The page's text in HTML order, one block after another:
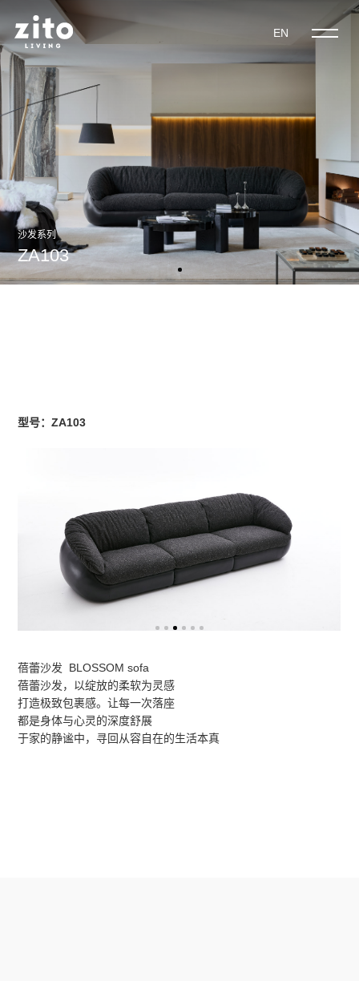
EN
沙发系列
ZA103
型号：ZA103
蓓蕾沙发 BLOSSOM sofa
蓓蕾沙发，以绽放的柔软为灵感
打造极致包裹感。让每一次落座
都是身体与心灵的深度舒展
于家的静谧中，寻回从容自在的生活本真